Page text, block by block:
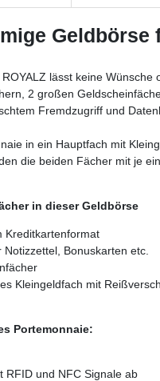
lässt keine
2 großen
Fremdzugriff und
in ein Hauptfach mit
die beiden Fächer mit je
in dieser Geldbörse
Kreditkartenformat
Bonuskarten etc.
Kleingeldfach mit
Portemonnaie:
RFID und NFC Signale ab